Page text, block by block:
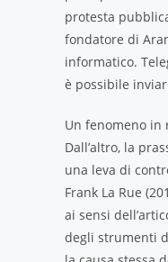
protesta
fondatore di
informatico.
è possibile
Un fenomeno in
Dall’altro, la
una leva di
Frank La Rue
ai sensi
degli strumenti